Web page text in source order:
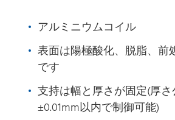
アルミニウムコイル
表面は陽極酸化、脱脂、前
です
支持は幅と厚さが固定(厚
±0.01mm以内で制御可能)